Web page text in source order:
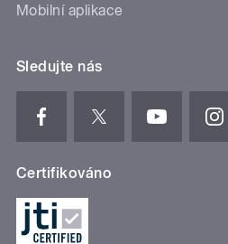
Mobilní aplikace
Sledujte nás
Certifikováno